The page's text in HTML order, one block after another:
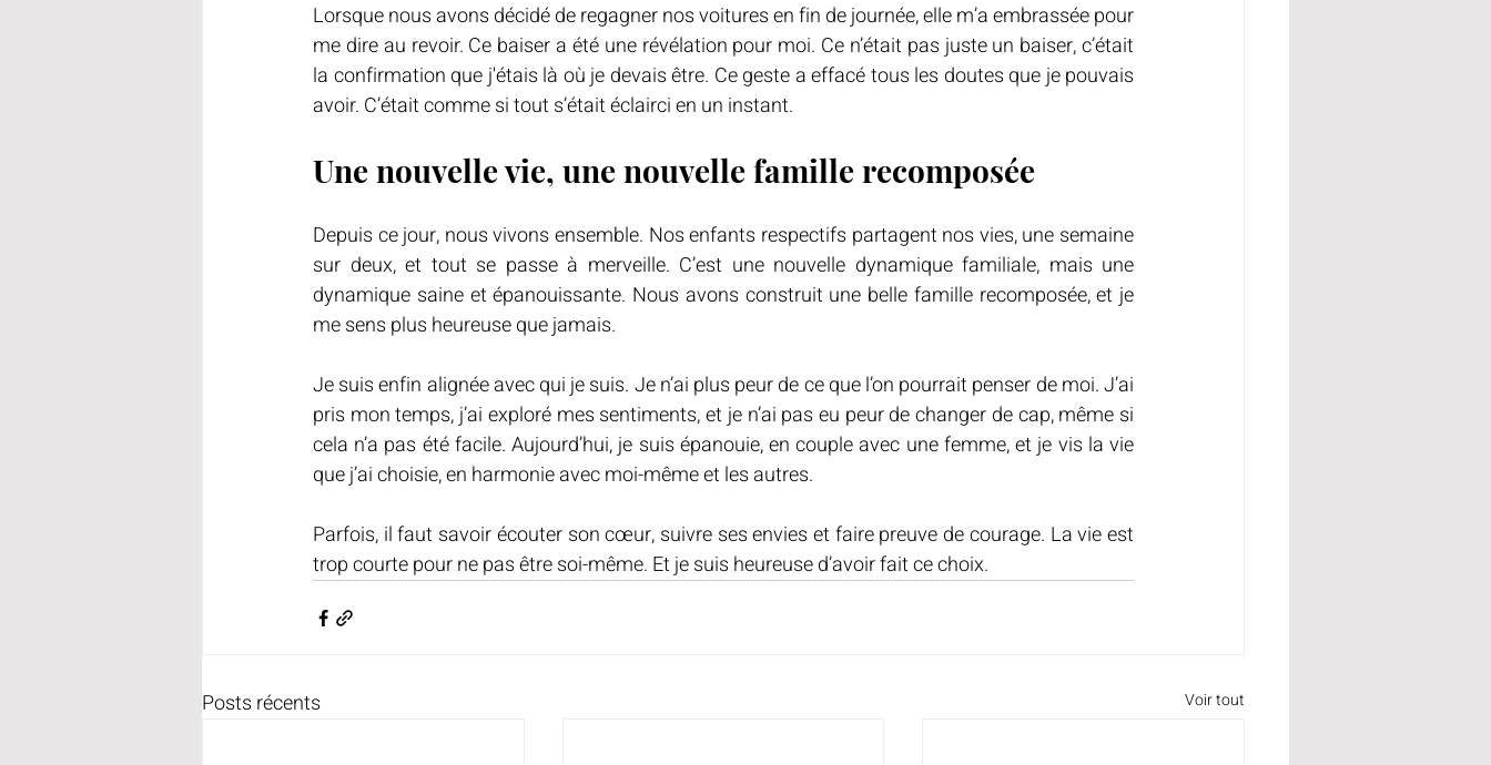
Lorsque nous avons décidé de regagner nos voitures en fin de journée, elle m’a embrassée pour
me dire au revoir. Ce baiser a été une révélation pour moi. Ce n’était pas juste un baiser, c’était
la confirmation que j'étais là où je devais être. Ce geste a effacé tous les doutes que je pouvais
avoir. C’était comme si tout s’était éclairci en un instant.
Une nouvelle vie, une nouvelle famille recomposée
Depuis ce jour, nous vivons ensemble. Nos enfants respectifs partagent nos vies, une semaine
sur deux, et tout se passe à merveille. C’est une nouvelle dynamique familiale, mais une
dynamique saine et épanouissante. Nous avons construit une belle famille recomposée, et je
me sens plus heureuse que jamais.
Je suis enfin alignée avec qui je suis. Je n’ai plus peur de ce que l’on pourrait penser de moi. J’ai
pris mon temps, j’ai exploré mes sentiments, et je n’ai pas eu peur de changer de cap, même si
cela n’a pas été facile. Aujourd’hui, je suis épanouie, en couple avec une femme, et je vis la vie
que j’ai choisie, en harmonie avec moi-même et les autres.
Parfois, il faut savoir écouter son cœur, suivre ses envies et faire preuve de courage. La vie est
trop courte pour ne pas être soi-même. Et je suis heureuse d’avoir fait ce choix.
Posts récents Voir tout